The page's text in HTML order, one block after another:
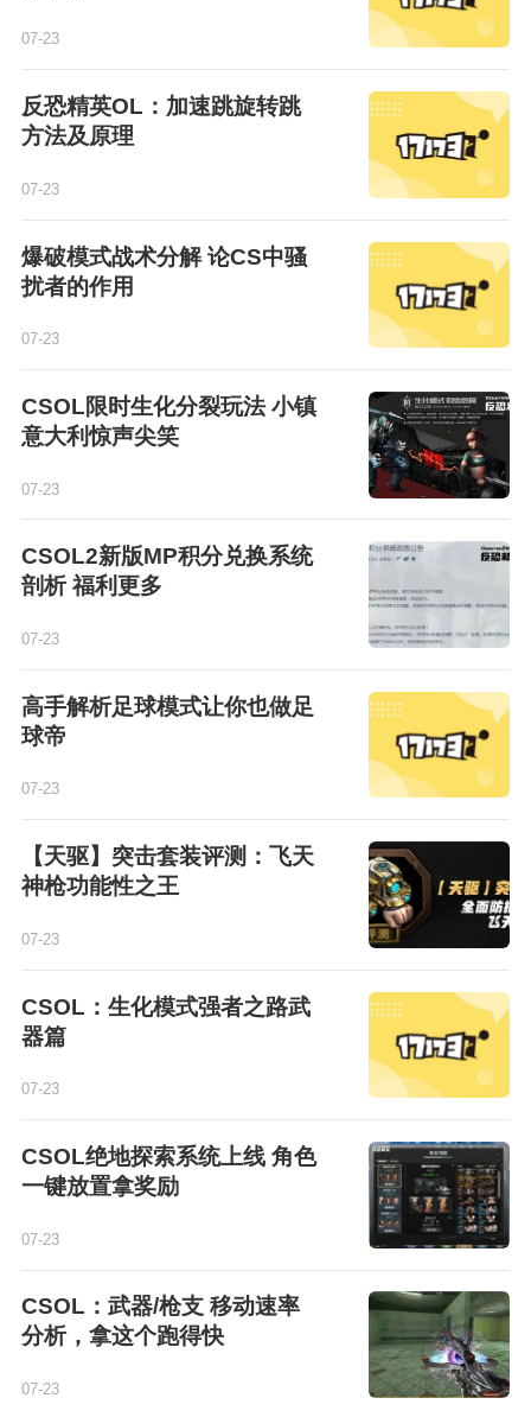
07-23
反恐精英OL：加速跳旋转跳
方法及原理
07-23
爆破模式战术分解 论CS中骚
扰者的作用
07-23
CSOL限时生化分裂玩法 小镇
意大利惊声尖笑
07-23
CSOL2新版MP积分兑换系统
剖析 福利更多
07-23
高手解析足球模式让你也做足
球帝
07-23
【天驱】突击套装评测：飞天
神枪功能性之王
07-23
CSOL：生化模式强者之路武
器篇
07-23
CSOL绝地探索系统上线 角色
一键放置拿奖励
07-23
CSOL：武器/枪支 移动速率
分析，拿这个跑得快
07-23